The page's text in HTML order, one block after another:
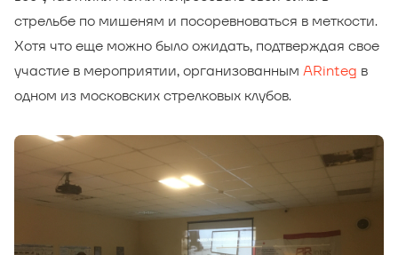
стрельбе по мишеням и посоревноваться в меткости.
Хотя что еще можно было ожидать, подтверждая свое
участие в мероприятии, организованным ARinteg в
одном из московских стрелковых клубов.